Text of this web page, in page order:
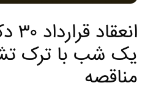
یک شب با ترک
مناقصه